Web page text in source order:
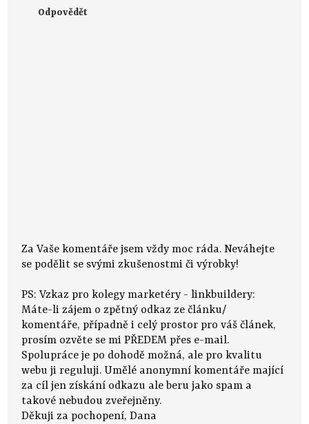
Odpovědět
Za Vaše komentáře jsem vždy moc ráda. Neváhejte
se podělit se svými zkušenostmi či výrobky!
PS: Vzkaz pro kolegy marketéry - linkbuildery:
Máte-li zájem o zpětný odkaz ze článku/
komentáře, případně i celý prostor pro váš článek,
prosím ozvěte se mi PŘEDEM přes e-mail.
Spolupráce je po dohodě možná, ale pro kvalitu
webu ji reguluji. Umělé anonymní komentáře mající
za cíl jen získání odkazu ale beru jako spam a
takové nebudou zveřejněny.
Děkuji za pochopení, Dana